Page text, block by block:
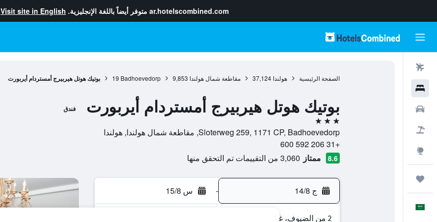
ar.hotelscombined.com متوفر أيضاً باللغة الإنجليزية. Visit site in English
الصفحة الرئيسية هولندا 37,124 مقاطعة شمال هولندا 9,853
Badhoevedorp
19 بوتيك هوتل هيربيرج أمستردام أيربورت
بوتيك هوتل هيربيرج أمستردام أيربورت فندق
3 نجوم
Sloterweg 259, 1171 CP, Badhoevedorp, مقاطعة شمال هولندا, هولندا
+31 206 592 600
8.6 ممتاز 3,060 من التقييمات تم التحقق منها
ج 14/8 - س 15/8
2 من الضيوف، غرفة واحدة